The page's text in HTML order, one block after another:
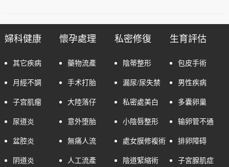
婦科健康
其它疾病
月經不調
子宫肌瘤
尿道炎
盆腔炎
阴道炎
懷孕處理
藥物流產
手术打胎
大陸落仔
意外堕胎
無痛人流
人工流產
私密修復
陰蒂整形
漏尿/尿失禁
私密處美白
小陰唇整形
處女膜修複術
陰道緊縮術
生育評估
包皮手術
男性疾病
多囊卵巢
输卵管不通
排卵障碍
子宮腺肌症